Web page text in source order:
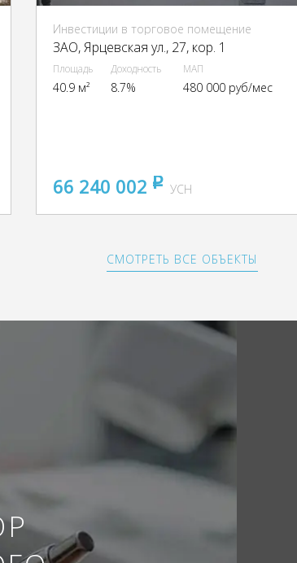
Инвестиции в торговое помещение
ЗАО, Ярцевская ул., 27, кор. 1
Площадь
40.9 м²
Доходность
8.7%
МАП
480 000 руб/мес
66 240 002 pуб
УСН
СМОТРЕТЬ ВСЕ ОБЪЕКТЫ